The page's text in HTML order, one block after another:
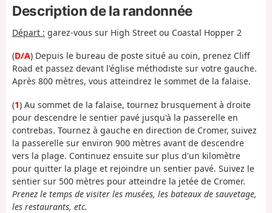
Description de la randonnée
Départ : garez-vous sur High Street ou Coastal Hopper 2
(D/A) Depuis le bureau de poste situé au coin, prenez Cliff
Road et passez devant l'église méthodiste sur votre gauche.
Après 800 mètres, vous atteindrez le sommet de la falaise.
(1) Au sommet de la falaise, tournez brusquement à droite
pour descendre le sentier pavé jusqu'à la passerelle en
contrebas. Tournez à gauche en direction de Cromer, suivez
la passerelle sur environ 900 mètres avant de descendre
vers la plage. Continuez ensuite sur plus d'un kilomètre
pour quitter la plage et rejoindre un sentier pavé. Suivez le
sentier sur 500 mètres pour atteindre la jetée de Cromer.
Prenez le temps de visiter les musées, les bateaux de sauvetage,
les restaurants, etc.